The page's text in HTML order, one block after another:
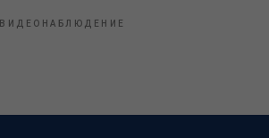
ВИДЕОНАБЛЮДЕНИЕ